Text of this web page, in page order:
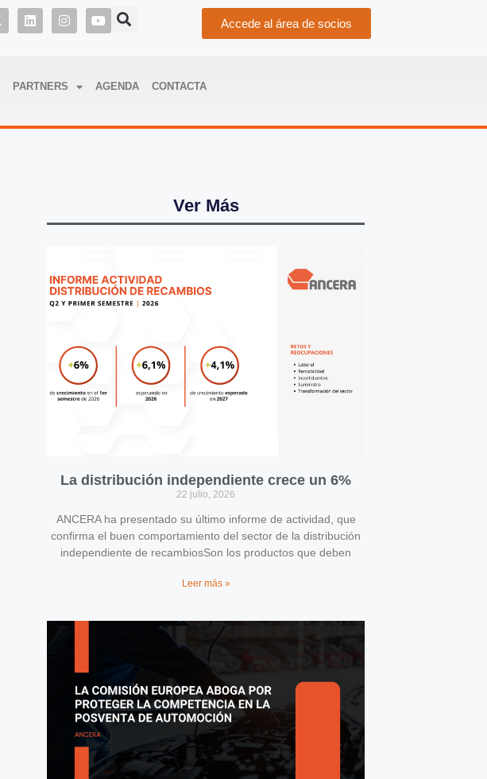
Accede al área de socios
PARTNERS AGENDA CONTACTA
Ver Más
La distribución independiente crece un 6%
22 julio, 2026
ANCERA ha presentado su último informe de actividad, que
confirma el buen comportamiento del sector de la distribución
independiente de recambiosSon los productos que deben
Leer más »